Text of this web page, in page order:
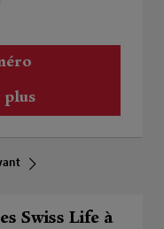
plus
Swiss Life à